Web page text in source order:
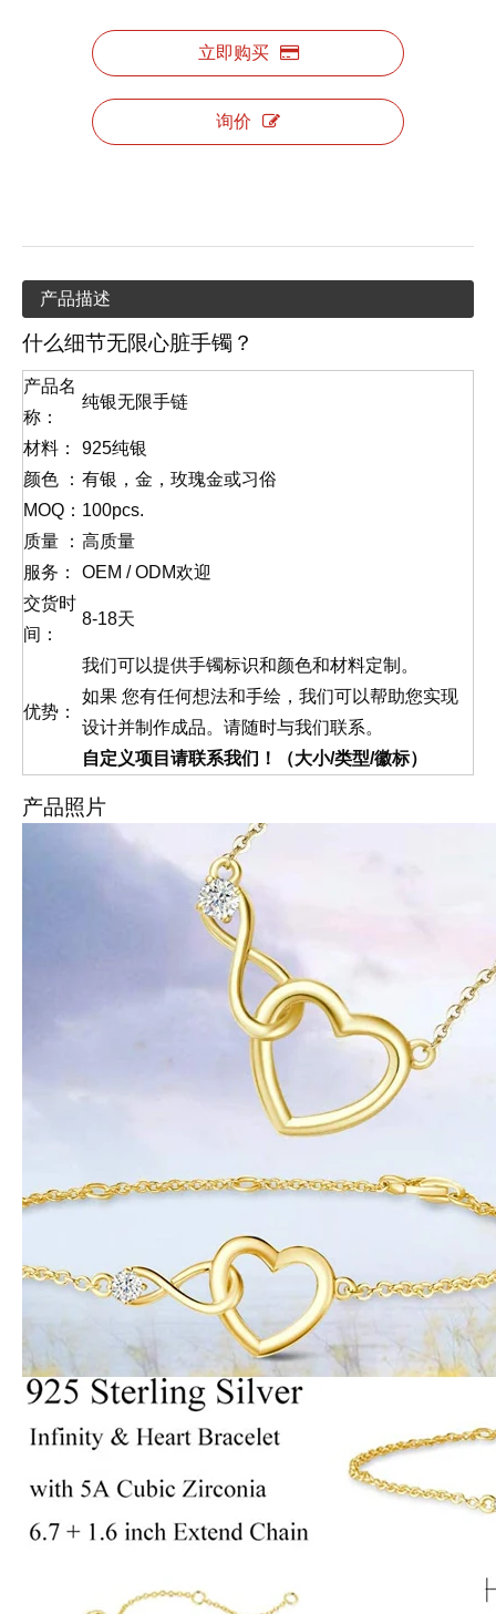
立即购买
询价
产品描述
什么细节无限心脏手镯？
产品名
称：
纯银无限手链
材料：
925纯银
颜色 ： 有银，金，玫瑰金或习俗
MOQ： 100pcs.
质量 ： 高质量
服务：
OEM / ODM欢迎
交货时
间：
8-18天
优势：
我们可以提供手镯标识和颜色和材料定制。
如果 您有任何想法和手绘，我们可以帮助您实现
设计并制作成品。请随时与我们联系。
自定义项目请联系我们！（大小/类型/徽标）
产品照片